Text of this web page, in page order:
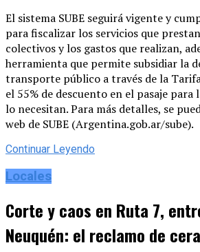
El sistema SUBE seguirá vigente y
para fiscalizar los servicios que
colectivos y los gastos que realizan,
herramienta que permite subsidiar la
transporte público a través de la
el 55% de descuento en el pasaje para
lo necesitan. Para más detalles, se
web de SUBE (Argentina.gob.ar/sube).
Continuar Leyendo
Locales
Corte y caos en Ruta 7,
Neuquén: el reclamo de